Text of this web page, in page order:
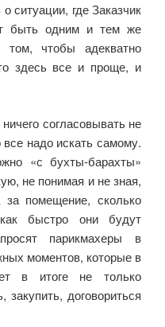
ситуации, где Заказчик
быть одним и тем же
том, чтобы адекватно
здесь все и проще, и
согласовывать не
надо искать самому.
«с бухты-барахты»
не понимая и не зная,
за помещение, сколько
быстро они будут
парикмахеры в
моментов, которые в
в итоге не только
закупить, договориться